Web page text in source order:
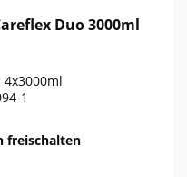
Duo 3000ml
1
freischalten